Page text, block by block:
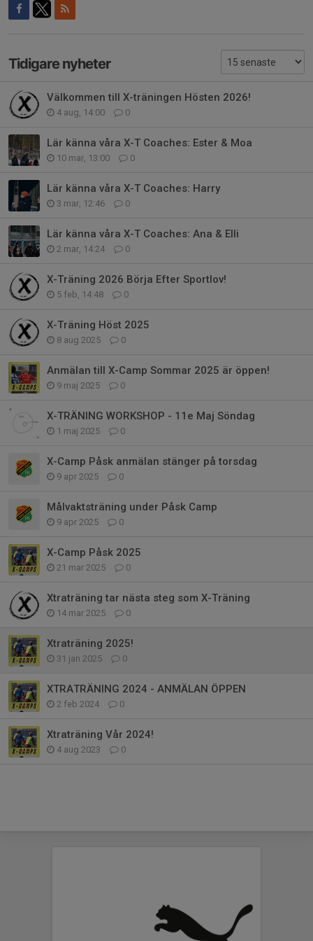
Tidigare nyheter
Välkommen till X-träningen Hösten 2026!
4 aug, 14:00 0
Lär känna våra X-T Coaches: Ester & Moa
10 mar, 13:00 0
Lär känna våra X-T Coaches: Harry
3 mar, 12:46 0
Lär känna våra X-T Coaches: Ana & Elli
2 mar, 14:24 0
X-Träning 2026 Börja Efter Sportlov!
5 feb, 14:48 0
X-Träning Höst 2025
8 aug 2025 0
Anmälan till X-Camp Sommar 2025 är öppen!
9 maj 2025 0
X-TRÄNING WORKSHOP - 11e Maj Söndag
1 maj 2025 0
X-Camp Påsk anmälan stänger på torsdag
9 apr 2025 0
Målvaktsträning under Påsk Camp
9 apr 2025 0
X-Camp Påsk 2025
21 mar 2025 0
Xtraträning tar nästa steg som X-Träning
14 mar 2025 0
Xtraträning 2025!
31 jan 2025 0
XTRATRÄNING 2024 - ANMÄLAN ÖPPEN
2 feb 2024 0
Xtraträning Vår 2024!
4 aug 2023 0